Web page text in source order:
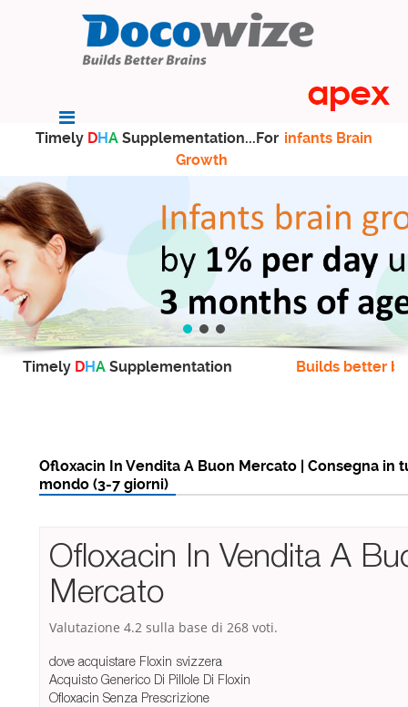
Timely DHA Supplementation...For infants Brain
Growth
Timely DHA Supplementation Builds better
Ofloxacin In Vendita A Buon Mercato | Consegna in
mondo (3-7 giorni)
Ofloxacin In Vendita A
Mercato
Valutazione 4.2 sulla base di 268 voti.
dove acquistare Floxin svizzera
Acquisto Generico Di Pillole Di Floxin
Ofloxacin Senza Prescrizione